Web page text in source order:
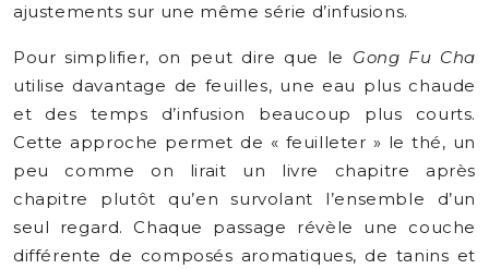
ajustements sur une même série d’infusions.
Pour simplifier, on peut dire que le Gong Fu Cha
utilise davantage de feuilles, une eau plus chaude
et des temps d’infusion beaucoup plus courts.
Cette approche permet de « feuilleter » le thé, un
peu comme on lirait un livre chapitre après
chapitre plutôt qu’en survolant l’ensemble d’un
seul regard. Chaque passage révèle une couche
différente de composés aromatiques, de tanins et